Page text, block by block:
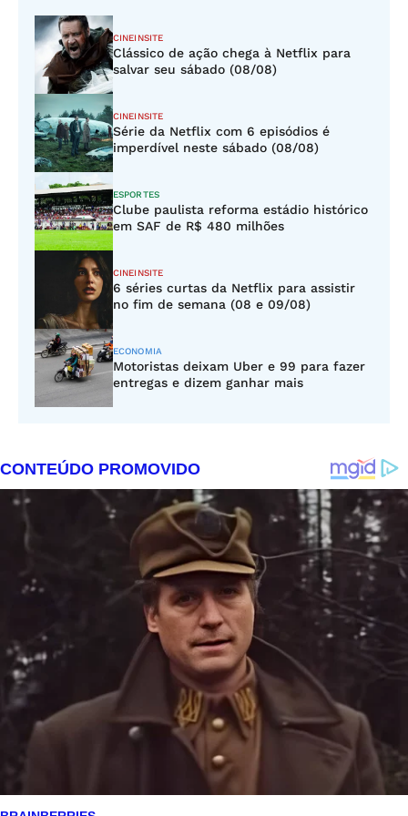
CINEINSITE
Clássico de ação chega à Netflix para
salvar seu sábado (08/08)
CINEINSITE
Série da Netflix com 6 episódios é
imperdível neste sábado (08/08)
ESPORTES
Clube paulista reforma estádio histórico
em SAF de R$ 480 milhões
CINEINSITE
6 séries curtas da Netflix para assistir
no fim de semana (08 e 09/08)
ECONOMIA
Motoristas deixam Uber e 99 para fazer
entregas e dizem ganhar mais